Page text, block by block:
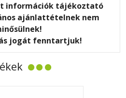
információk tájékoztató
ajánlattételnek nem
jogát fenntartjuk!